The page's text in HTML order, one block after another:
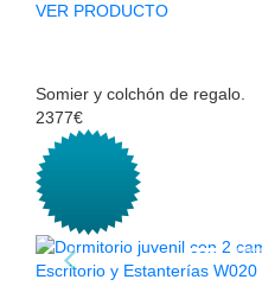
VER PRODUCTO
Somier y colchón de regalo.
2377€